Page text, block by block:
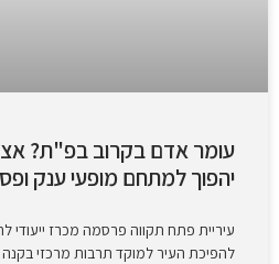
עומר אדם בקרוב בפ"ת?
יהפוך למתחם מופעי ענק
עיריית פתח תקווה פרסמה מכרז
להפיכת העיר למוקד תרבות מרכזי בקנה